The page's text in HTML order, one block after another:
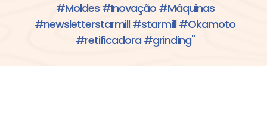
#Moldes #Inovação #Máquinas
#newsletterstarmill #starmill #Okamoto
#retificadora #grinding"